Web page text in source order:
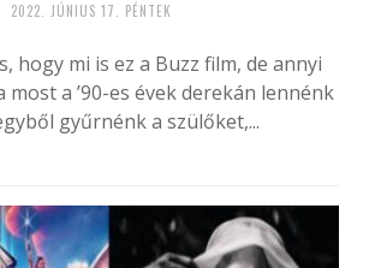
2022. JÚNIUS 17. PÉNTEK
hogy mi is ez a Buzz film, de annyi
most a ’90-es évek derekán lennénk
gyűrnénk a szülőket,...